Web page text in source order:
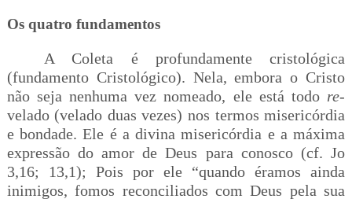
Os quatro fundamentos
A Coleta é profundamente cristológica
(fundamento Cristológico). Nela, embora o Cristo
não seja nenhuma vez nomeado, ele está todo re-
velado (velado duas vezes) nos termos misericórdia
e bondade. Ele é a divina misericórdia e a máxima
expressão do amor de Deus para conosco (cf. Jo
3,16; 13,1); Pois por ele “quando éramos ainda
inimigos, fomos recon­ciliados com Deus pela sua